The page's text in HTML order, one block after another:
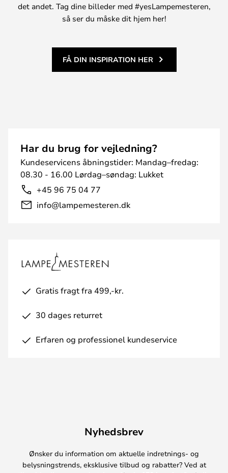
det andet. Tag dine billeder med #yesLampemesteren,
så ser du måske dit hjem her!
FÅ DIN INSPIRATION HER
Har du brug for vejledning?
Kundeservicens åbningstider: Mandag–fredag:
08.30 - 16.00 Lørdag–søndag: Lukket
+45 96 75 04 77
info@lampemesteren.dk
Gratis fragt fra 499,-kr.
30 dages returret
Erfaren og professionel kundeservice
Nyhedsbrev
Ønsker du information om aktuelle indretnings- og
belysningstrends, eksklusive tilbud og rabatter? Ved at